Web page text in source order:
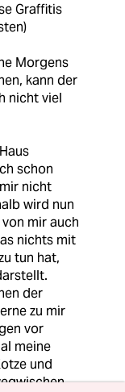
Graffitis
Morgens
kann der
nicht viel
schon
nicht
wird nun
mir auch
nichts mit
tun hat,
der
zu mir
vor
meine
und